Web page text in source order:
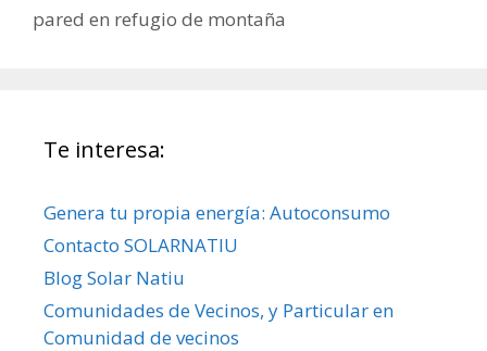
pared en refugio de montaña
Te interesa:
Genera tu propia energía: Autoconsumo
Contacto SOLARNATIU
Blog Solar Natiu
Comunidades de Vecinos, y Particular en
Comunidad de vecinos